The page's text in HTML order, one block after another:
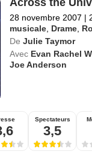
Across the
28 novembre 2007 |
musicale, Drame,
De Julie Taymor
Avec Evan Rachel
Joe Anderson
Spectateurs
3,5